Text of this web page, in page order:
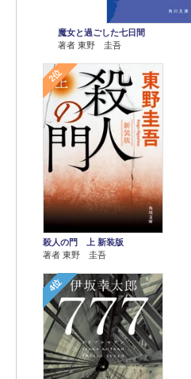
魔女と過ごした七日間
著者 東野 圭吾
2位
殺人の門 上 新装版
著者 東野 圭吾
4位